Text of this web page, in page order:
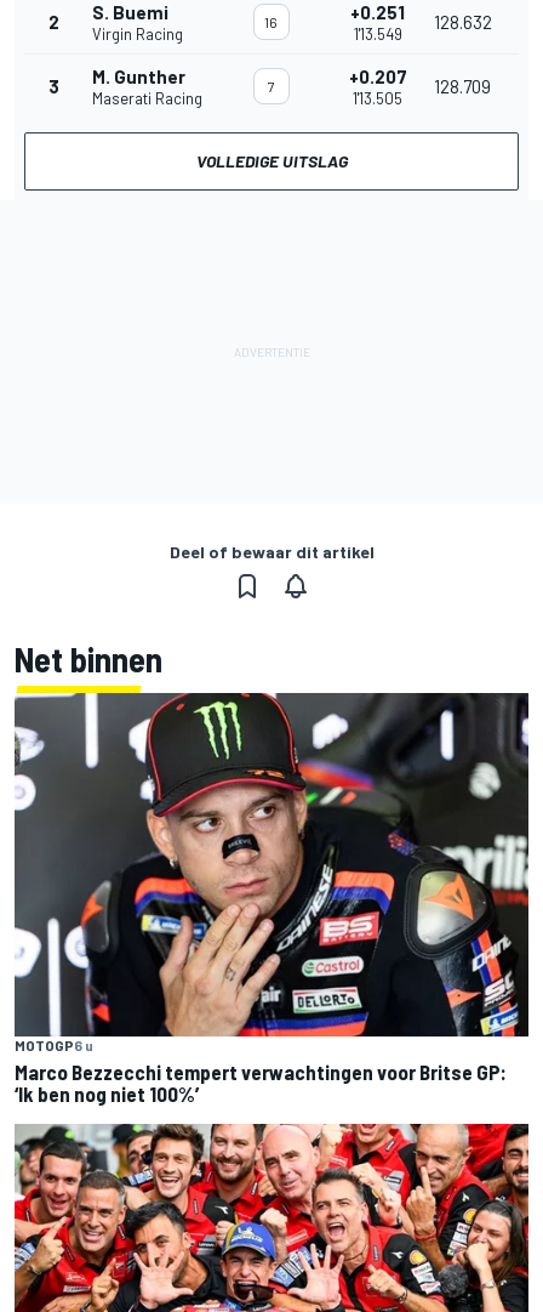
2 S. Buemi
Virgin Racing
16 +0.251
1'13.549
128.632
3 M. Gunther
Maserati Racing
7 +0.207
1'13.505
128.709
VOLLEDIGE UITSLAG
Deel of bewaar dit artikel
Net binnen
MOTOGP6 u
Marco Bezzecchi tempert verwachtingen voor Britse GP:
‘Ik ben nog niet 100%’